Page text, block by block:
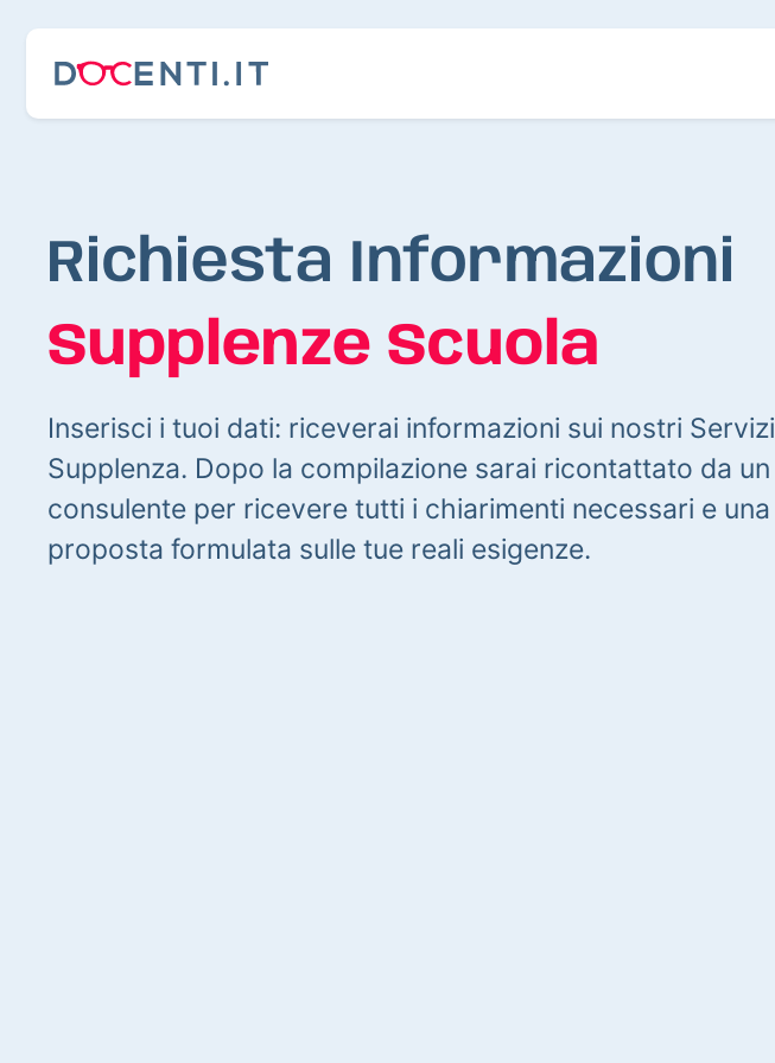
Richiesta Informazioni
Supplenze Scuola
Inserisci i tuoi dati: riceverai informazioni sui nostri Servizi
Supplenza. Dopo la compilazione sarai ricontattato da un
consulente per ricevere tutti i chiarimenti necessari e una
proposta formulata sulle tue reali esigenze.